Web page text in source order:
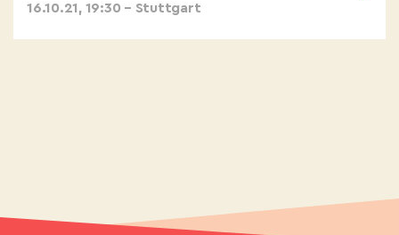
16.10.21, 19:30 – Stuttgart